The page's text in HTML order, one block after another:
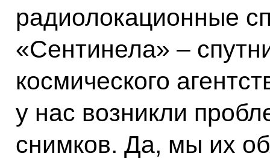
радиолокационные
«Сентинела» –
космического
у нас возникли
снимков. Да, мы их